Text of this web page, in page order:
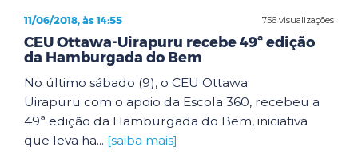
756 visualizações
11/06/2018, às 14:55
CEU Ottawa-Uirapuru recebe 49ª edição
da Hamburgada do Bem
No último sábado (9), o CEU Ottawa
Uirapuru com o apoio da Escola 360, recebeu a
49ª edição da Hamburgada do Bem, iniciativa
que leva ha... [saiba mais]